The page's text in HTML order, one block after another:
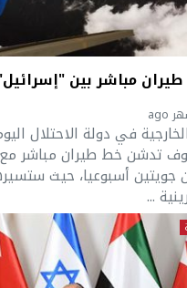
مباشر بين
في دولة الاحتلال
تدشن خط طيران مباشر مع
جويتين أسبوعيا، حيث
...